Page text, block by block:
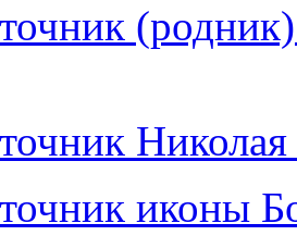
иконы